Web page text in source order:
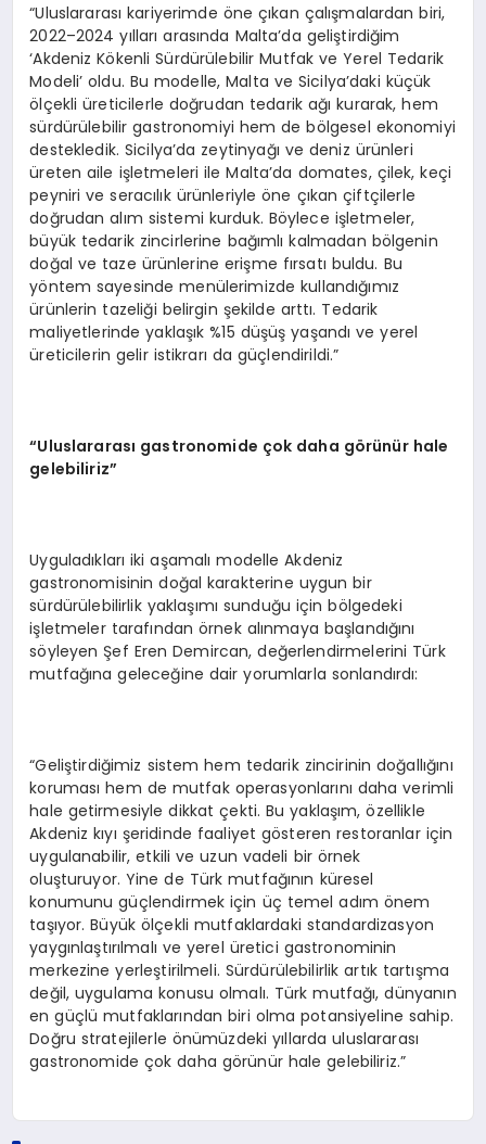
“Uluslararası kariyerimde öne çıkan çalışmalardan biri,
2022–2024 yılları arasında Malta’da geliştirdiğim
‘Akdeniz Kökenli Sürdürülebilir Mutfak ve Yerel Tedarik
Modeli’ oldu. Bu modelle, Malta ve Sicilya’daki küçük
ölçekli üreticilerle doğrudan tedarik ağı kurarak, hem
sürdürülebilir gastronomiyi hem de bölgesel ekonomiyi
destekledik. Sicilya’da zeytinyağı ve deniz ürünleri
üreten aile işletmeleri ile Malta’da domates, çilek, keçi
peyniri ve seracılık ürünleriyle öne çıkan çiftçilerle
doğrudan alım sistemi kurduk. Böylece işletmeler,
büyük tedarik zincirlerine bağımlı kalmadan bölgenin
doğal ve taze ürünlerine erişme fırsatı buldu. Bu
yöntem sayesinde menülerimizde kullandığımız
ürünlerin tazeliği belirgin şekilde arttı. Tedarik
maliyetlerinde yaklaşık %15 düşüş yaşandı ve yerel
üreticilerin gelir istikrarı da güçlendirildi.”
“Uluslararası gastronomide çok daha görünür hale
gelebiliriz”
Uyguladıkları iki aşamalı modelle Akdeniz
gastronomisinin doğal karakterine uygun bir
sürdürülebilirlik yaklaşımı sunduğu için bölgedeki
işletmeler tarafından örnek alınmaya başlandığını
söyleyen Şef Eren Demircan, değerlendirmelerini Türk
mutfağına geleceğine dair yorumlarla sonlandırdı:
“Geliştirdiğimiz sistem hem tedarik zincirinin doğallığını
koruması hem de mutfak operasyonlarını daha verimli
hale getirmesiyle dikkat çekti. Bu yaklaşım, özellikle
Akdeniz kıyı şeridinde faaliyet gösteren restoranlar için
uygulanabilir, etkili ve uzun vadeli bir örnek
oluşturuyor. Yine de Türk mutfağının küresel
konumunu güçlendirmek için üç temel adım önem
taşıyor. Büyük ölçekli mutfaklardaki standardizasyon
yaygınlaştırılmalı ve yerel üretici gastronominin
merkezine yerleştirilmeli. Sürdürülebilirlik artık tartışma
değil, uygulama konusu olmalı. Türk mutfağı, dünyanın
en güçlü mutfaklarından biri olma potansiyeline sahip.
Doğru stratejilerle önümüzdeki yıllarda uluslararası
gastronomide çok daha görünür hale gelebiliriz.”